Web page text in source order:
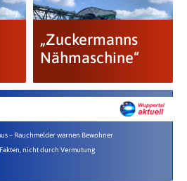
„Zuckermanns
Nähmaschine“
– Rauchmelder warnen Bewohner
nicht durch Vermutung